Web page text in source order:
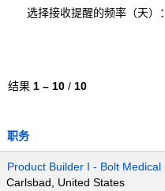
选择接收提醒的频率（天）：
结果 1 – 10 / 10
职务
Product Builder I - Bolt Medical
Carlsbad, United States